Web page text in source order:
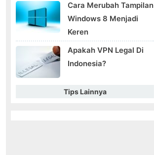
Cara Merubah Tampilan
Windows 8 Menjadi
Keren
Apakah VPN Legal Di
Indonesia?
Tips Lainnya